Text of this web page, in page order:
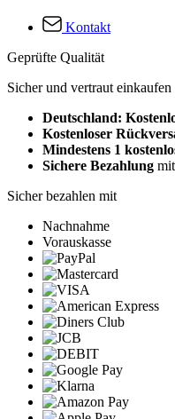
Kontakt
Geprüfte Qualität
Sicher und vertraut einkaufen
Deutschland:
Kostenloser
Mindestens 1
Sichere Bezahlung
Sicher bezahlen mit
Nachnahme
Vorauskasse